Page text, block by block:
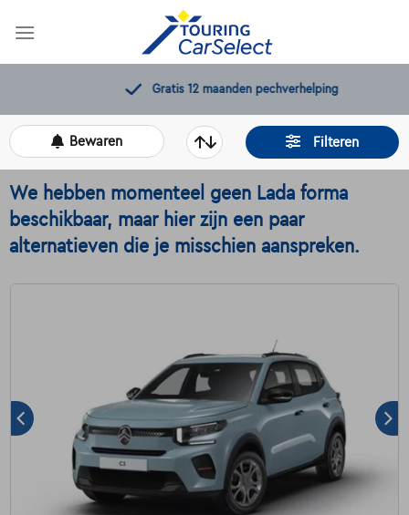
Gratis 12 maanden pechverhelping
Filteren
Bewaren
We hebben momenteel geen Lada forma
beschikbaar, maar hier zijn een paar
alternatieven die je misschien aanspreken.